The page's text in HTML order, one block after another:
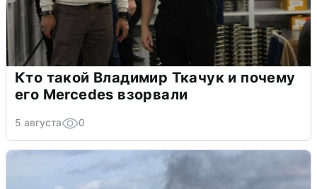
Кто такой Владимир Ткачук и почему
его Mercedes взорвали
5 августа 0